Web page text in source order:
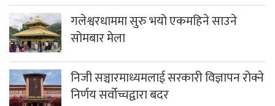
गलेश्वरधाममा सुरु भयो एकमहिने साउने
सोमबार मेला
निजी सञ्चारमाध्यमलाई सरकारी विज्ञापन रोक्ने
निर्णय सर्वोच्चद्वारा बदर